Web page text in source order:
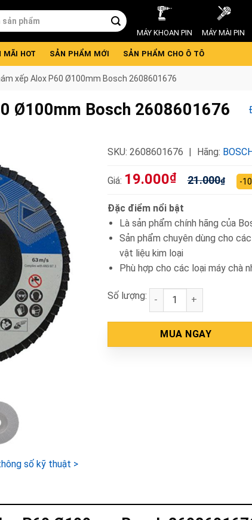
MÁY KHOAN PIN MÁY MÀI PIN
MÃI HOT SẢN PHẨM MỚI SẢN PHẨM CHO Ô TÔ
xếp Alox P60 Ø100mm Bosch 2608601676
Ø100mm Bosch 2608601676
số kỹ thuật >
SKU: 2608601676 Hãng:
Giá: 19.000₫ 21.000₫ -
Đặc điểm nổi bật
Là sản phẩm chính hãng của
Sản phẩm chuyên dùng cho
vật liệu kim loại
Phù hợp cho các loại máy chà
Số lượng: Đĩa nhám xếp Alox P60
MUA NGAY